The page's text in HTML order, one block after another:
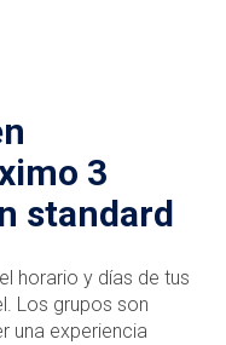
3
standard
horario y días de tus
Los grupos son
una experiencia